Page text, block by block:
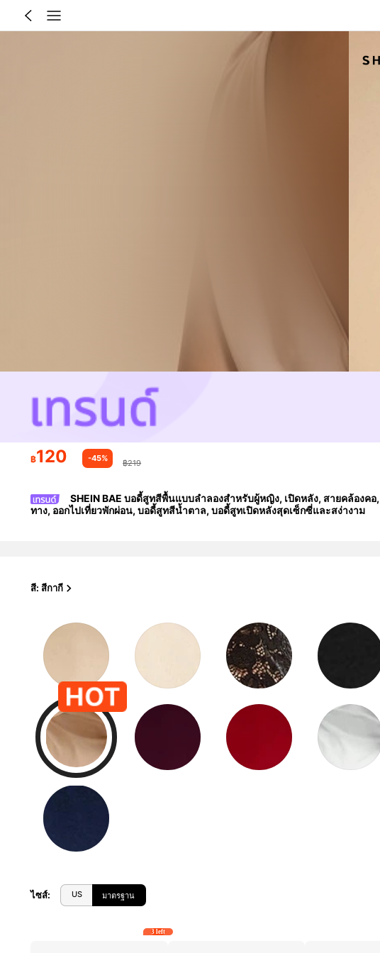
฿120 -45% ฿219
SHEIN BAE บอดี้สูทสีพื้นแบบลำลองสำหรับผู้หญิง, เปิดหลัง, สายคล้อง
ทาง, ออกไปเที่ยวพักผ่อน, บอดี้สูทสีน้ำตาล, บอดี้สูทเปิดหลังสุดเซ็กซี่และสง่างาม
สี: สีกากี
ไซส์: US มาตรฐาน
3 left